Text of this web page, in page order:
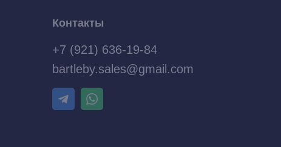
Контакты
+7 (921) 636-19-84
bartleby.sales@gmail.com